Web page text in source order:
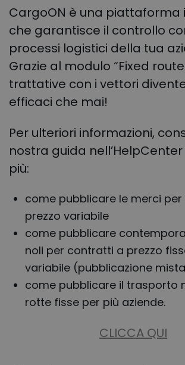
CargoON è una piattaforma
che garantisce il controllo
processi logistici della tua
Grazie al modulo “Fixed
trattative con i vettori
efficaci che mai!
Per ulteriori informazioni,
nostra guida
più:
come pubblicare le merci
prezzo variabile
come pubblicare
noli per contratti a prezzo
variabile (pubblicazione
come pubblicare il trasporto
rotte fisse per più aziende.
CLICCA QUI